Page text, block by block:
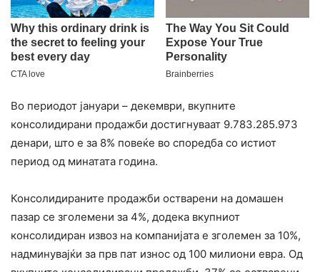
Во периодот јануари – декември, вкупните
консолидирани продажби достигнуваат 9.783.285.973
денари, што е за 8% повеќе во споредба со истиот
период од минатата година.
Консолидираните продажби остварени на домашен
пазар се зголемени за 4%, додека вкупниот
консолидиран извоз на компанијата е зголемен за 10%,
надминувајќи за прв пат износ од 100 милиони евра. Од